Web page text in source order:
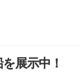
展示中！